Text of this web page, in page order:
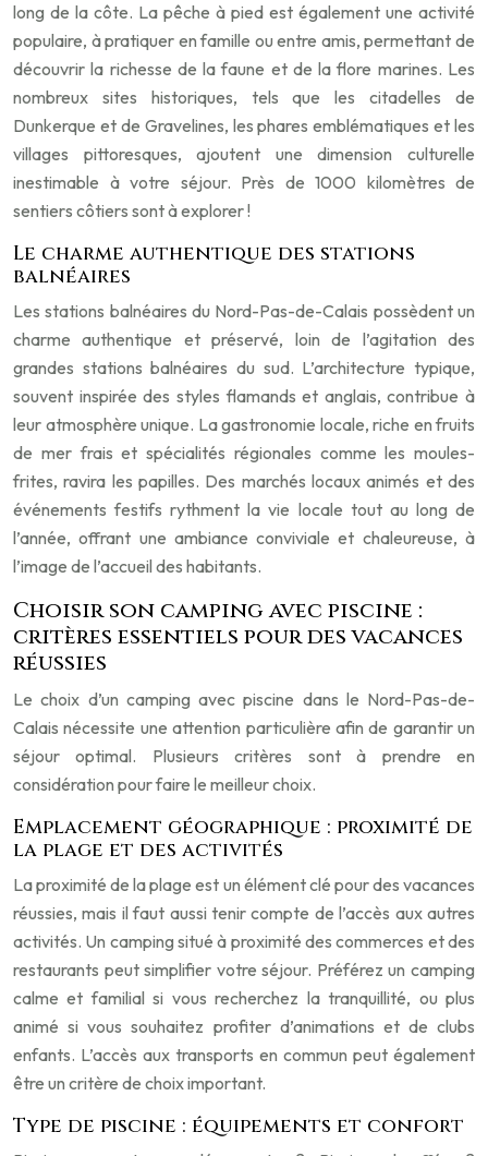
long de la côte. La pêche à pied est également une activité
populaire, à pratiquer en famille ou entre amis, permettant de
découvrir la richesse de la faune et de la flore marines. Les
nombreux sites historiques, tels que les citadelles de
Dunkerque et de Gravelines, les phares emblématiques et les
villages pittoresques, ajoutent une dimension culturelle
inestimable à votre séjour. Près de 1000 kilomètres de
sentiers côtiers sont à explorer !
Le charme authentique des stations
balnéaires
Les stations balnéaires du Nord-Pas-de-Calais possèdent un
charme authentique et préservé, loin de l’agitation des
grandes stations balnéaires du sud. L’architecture typique,
souvent inspirée des styles flamands et anglais, contribue à
leur atmosphère unique. La gastronomie locale, riche en fruits
de mer frais et spécialités régionales comme les moules-
frites, ravira les papilles. Des marchés locaux animés et des
événements festifs rythment la vie locale tout au long de
l’année, offrant une ambiance conviviale et chaleureuse, à
l’image de l’accueil des habitants.
Choisir son camping avec piscine :
critères essentiels pour des vacances
réussies
Le choix d’un camping avec piscine dans le Nord-Pas-de-
Calais nécessite une attention particulière afin de garantir un
séjour optimal. Plusieurs critères sont à prendre en
considération pour faire le meilleur choix.
Emplacement géographique : proximité de
la plage et des activités
La proximité de la plage est un élément clé pour des vacances
réussies, mais il faut aussi tenir compte de l’accès aux autres
activités. Un camping situé à proximité des commerces et des
restaurants peut simplifier votre séjour. Préférez un camping
calme et familial si vous recherchez la tranquillité, ou plus
animé si vous souhaitez profiter d’animations et de clubs
enfants. L’accès aux transports en commun peut également
être un critère de choix important.
Type de piscine : équipements et confort